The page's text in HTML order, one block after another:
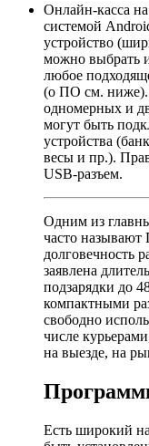
Онлайн-касса
системой
устройство
можно выбрать
любое
(о ПО см. ниже).
одномерных и
могут быть
устройства
весы и пр.).
USB-разъем.
Одним из
часто
долговечность
заявлена
подзарядки до
компактными
свободно
числе
на выезде, на
Есть широкий